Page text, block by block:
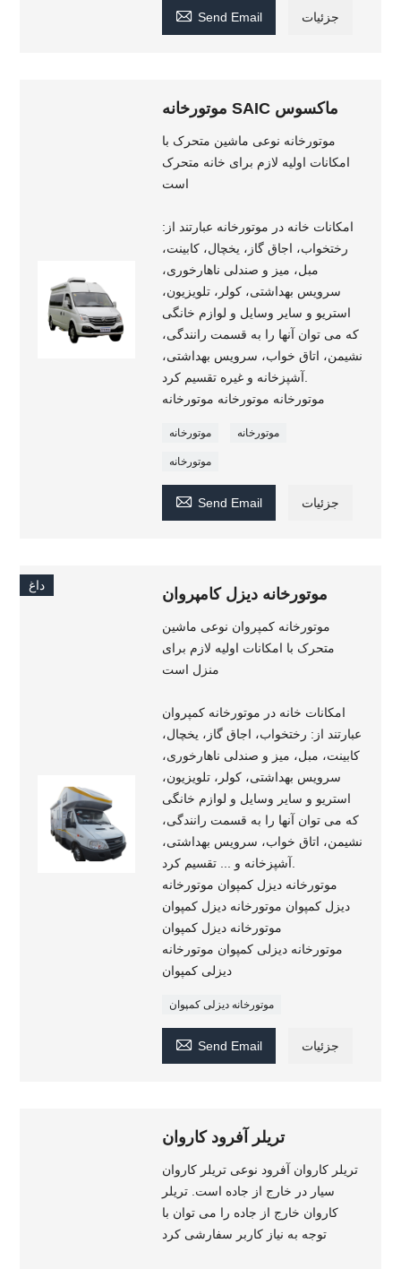
 Send Email جزئیات
موتورخانه SAIC ماکسوس
موتورخانه نوعی ماشین متحرک با
امکانات اولیه لازم برای خانه متحرک
است
امکانات خانه در موتورخانه عبارتند از:
رختخواب، اجاق گاز، یخچال، کابینت،
مبل، میز و صندلی ناهارخوری،
سرویس بهداشتی، کولر، تلویزیون،
استریو و سایر وسایل و لوازم خانگی
که می توان آنها را به قسمت رانندگی،
نشیمن، اتاق خواب، سرویس بهداشتی،
موتورخانه موتورخانه موتورخانه
موتورخانه موتورخانه
موتورخانه
 Send Email جزئیات
داغ موتورخانه دیزل کامپروان
موتورخانه کمپروان نوعی ماشین
متحرک با امکانات اولیه لازم برای
منزل است
امکانات خانه در موتورخانه کمپروان
عبارتند از: رختخواب، اجاق گاز، یخچال،
کابینت، مبل، میز و صندلی ناهارخوری،
سرویس بهداشتی، کولر، تلویزیون،
استریو و سایر وسایل و لوازم خانگی
که می توان آنها را به قسمت رانندگی،
نشیمن، اتاق خواب، سرویس بهداشتی،
موتورخانه دیزل کمپوان موتورخانه
دیزل کمپوان موتورخانه دیزل کمپوان
موتورخانه دیزل کمپوان
موتورخانه دیزلی کمپوان موتورخانه
دیزلی کمپوان
موتورخانه دیزلی کمپوان
 Send Email جزئیات
تریلر آفرود کاروان
تریلر کاروان آفرود نوعی تریلر کاروان
سیار در خارج از جاده است. تریلر
کاروان خارج از جاده را می توان با
توجه به نیاز کاربر سفارشی کرد